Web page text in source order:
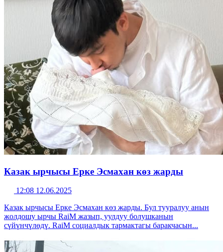
Казак ырчысы Ерке Эсмахан көз жарды
12:08 12.06.2025
Казак ырчысы Ерке Эсмахан көз жарды. Бул тууралуу анын
жолдошу ырчы RaiM жазып, уулдуу болушканын
сүйүнчүлөдү. RaiM социалдык тармактагы баракчасын...